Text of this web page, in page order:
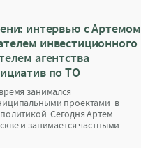
интервью с Артемом
инвестиционного
агентства
по ТО
занимался
проектами в
Сегодня Артем
и занимается частными